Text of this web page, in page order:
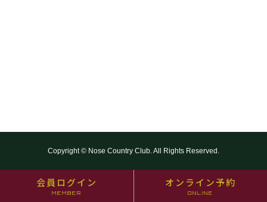
会員ログイン
MEMBER
オンライン予約
ONLINE
Copyright © Nose Country Club. All Rights Reserved.